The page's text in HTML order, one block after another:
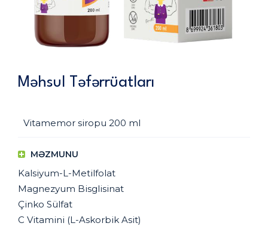
Məhsul Təfərrüatları
Vitamemor siropu 200 ml
MƏZMUNU
Kalsiyum-L-Metilfolat
Magnezyum Bisglisinat
Çinko Sülfat
C Vitamini (L-Askorbik Asit)